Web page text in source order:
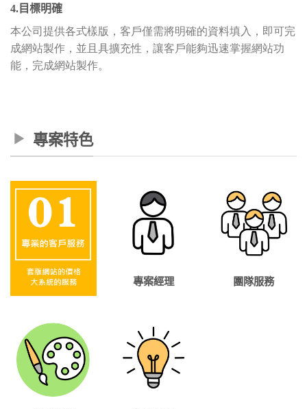
4.目標明確
本公司提供各式樣版，客戶僅需將明確的資料填入，即可完
成網站製作，並且具擴充性，讓客戶能夠迅速掌握網站功
能，完成網站製作。
專案特色
專案經理 團隊服務